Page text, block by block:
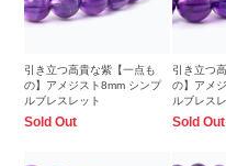
引き立つ高貴な紫【一点も
の】アメジスト8mm シンプ
ルブレスレット
Sold Out
引き立つ
の】アメ
ルブレス
Sold Out